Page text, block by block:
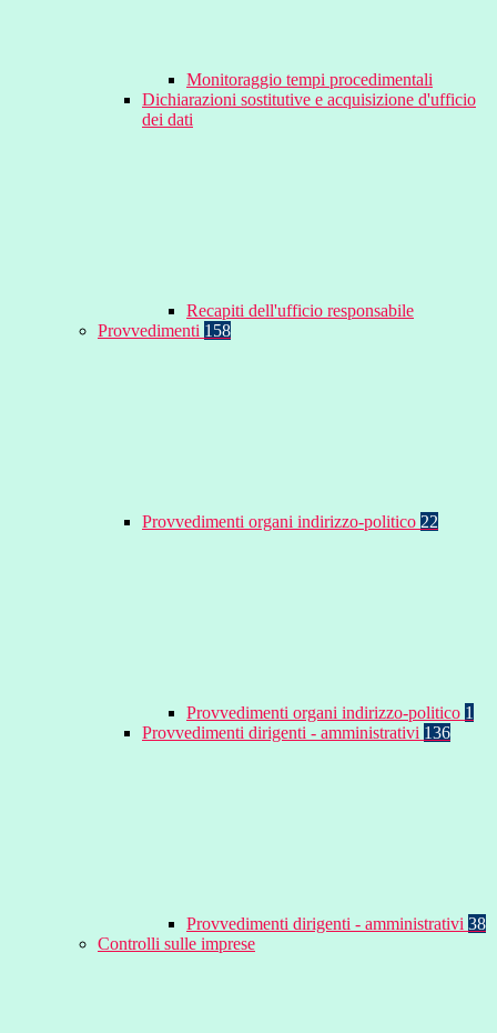
Monitoraggio tempi procedimentali
Dichiarazioni sostitutive e acquisizione d'ufficio
dei dati
Recapiti dell'ufficio responsabile
Provvedimenti 158
Provvedimenti organi indirizzo-politico 22
Provvedimenti organi indirizzo-politico 1
Provvedimenti dirigenti - amministrativi 136
Provvedimenti dirigenti - amministrativi 38
Controlli sulle imprese